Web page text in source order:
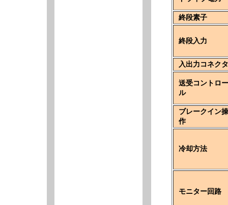
終段素子
終段入力
入出力コネクタ
送受コントロー
ル
ブレークイン操
作
冷却方法
モニター回路